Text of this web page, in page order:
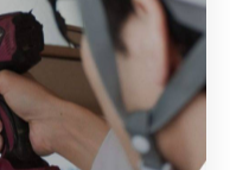
しています。特に大
代的な工法を組み合わ
与しています。一方
化しており、千葉県
います。企業は若手